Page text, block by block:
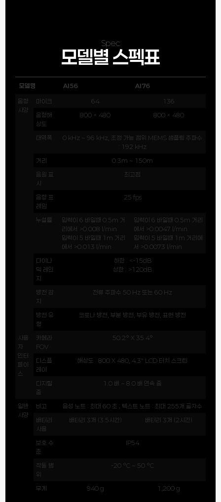
Spec
모델별 스펙표
모델명 AI56 AI76
음향
사양
마이크 64
136
음향해
상도
800 × 480 800 × 480
대역폭
0 kHz ~ 96 kHz, 조정 가능 점위 MEMS 샘플링 주파수
: 192 kHz
거리
0.3m ~ 150m
음원 표
시
최고점
음향 프
레임
25 fps
누설률
입력이 6 바일때 0.5m 거
리에서 >0.008 l/min
입력이 5 바일때 1m 거리
에서 >0.013 l/min
입력이 6 바일때 0.5m 거리
에서 >0.0047 l/min
입력이 5 바일때 1m 거리에
서 >0.0073 l/min
다이나
믹 레인
지
하한 : <-15dB
상한 : >120dB
방전 감
지
전류 주파수 50 Hz 또는 60 Hz
방전 유
형
코로나 방전, 부분 방전, 부유 방전, 표면 방전
사용
자
인터
페이
스
카메라
FOV
50.2° X 35.4°
디스플
레이
해상도 : 800 X 480, 4.3″ LCD 터치 스크린
디지털
줌
1.0 배 ~ 8.0 배 연속 줌
일반
사양
비고
음성 노트 : 최대 60 초 ; 텍스트 노트 : 최대 255개 글자수
배터리
사용
배터리 3개 (3.5시간) 배터리 3개 (2시간)
보호 수
준
IP54
작동 범
위
-20 °C ~ 50 °C
무게 940 g 1,200 g